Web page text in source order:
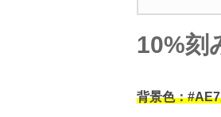
10%刻
背景色：